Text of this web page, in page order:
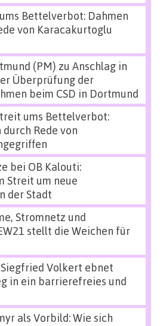
Bettelverbot: Dahmen
von Karacakurtoglu
(PM) zu Anschlag in
Überprüfung der
beim CSD in Dortmund
ums Bettelverbot:
Rede von
bei OB Kalouti:
Streit um neue
der Stadt
Stromnetz und
stellt die Weichen für
Siegfried Volkert ebnet
in ein barrierefreies und
als Vorbild: Wie sich